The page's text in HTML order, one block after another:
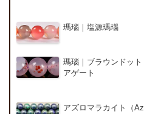
瑪瑙｜塩源瑪瑙
瑪瑙｜ブラウンドット
アゲート
アズロマラカイト（Az